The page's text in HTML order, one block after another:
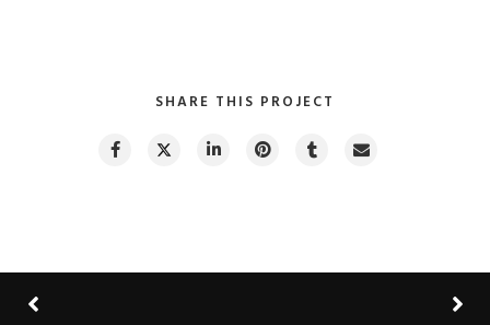
SHARE THIS PROJECT